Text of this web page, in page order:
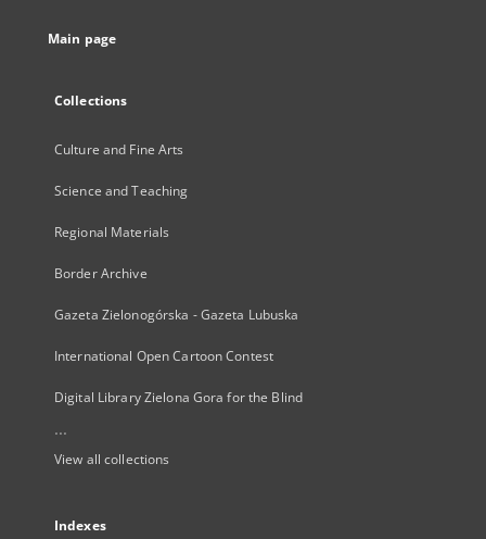
Main page
Collections
Culture and Fine Arts
Science and Teaching
Regional Materials
Border Archive
Gazeta Zielonogórska - Gazeta Lubuska
International Open Cartoon Contest
Digital Library Zielona Gora for the Blind
...
View all collections
Indexes